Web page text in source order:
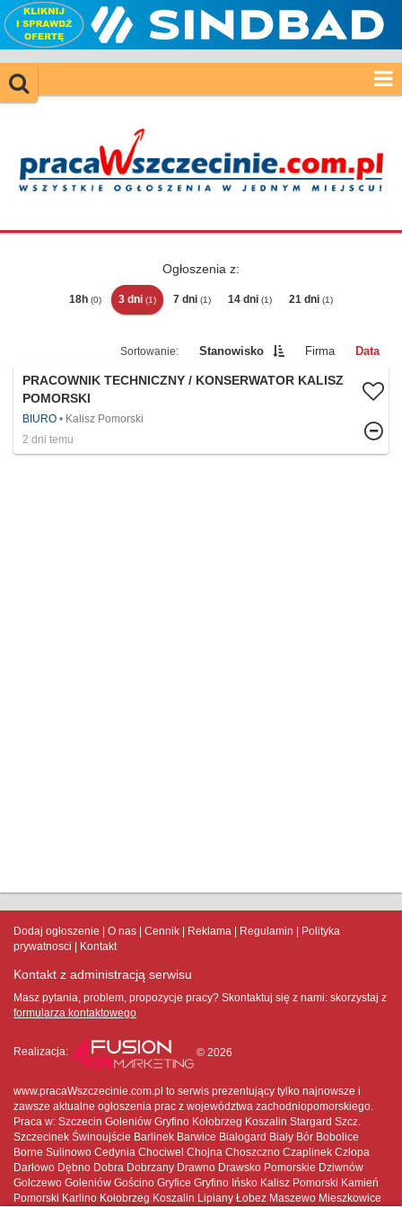
Ogłoszenia z:
18h (0) 3 dni (1) 7 dni (1) 14 dni (1) 21 dni (1)
Stanowisko Firma Data
PRACOWNIK TECHNICZNY / KONSERWATOR KALISZ
POMORSKI
BIURO
Kalisz Pomorski
2 dni temu
Dodaj ogłoszenie O nas Cennik Reklama Regulamin
Polityka
prywatnosci
Kontakt
Kontakt z administracją serwisu
Masz pytania, problem, propozycje pracy? Skontaktuj się z nami: skorzystaj z
formularza kontaktowego
Realizacja: © 2026
www.pracaWszczecinie.com.pl to serwis prezentujący tylko najnowsze i
zawsze aktualne ogłoszenia prac z województwa zachodniopomorskiego.
Praca w: Szczecin Goleniów Gryfino Kołobrzeg Koszalin Stargard Szcz.
Szczecinek Świnoujście Barlinek Barwice Białogard Biały Bór Bobolice
Borne Sulinowo Cedynia Chociwel Chojna Choszczno Czaplinek Człopa
Darłowo Dębno Dobra Dobrzany Drawno Drawsko Pomorskie Dziwnów
Golczewo Goleniów Gościno Gryfice Gryfino Ińsko Kalisz Pomorski Kamień
Pomorski Karlino Kołobrzeg Koszalin Lipiany Łobez Maszewo Mieszkowice